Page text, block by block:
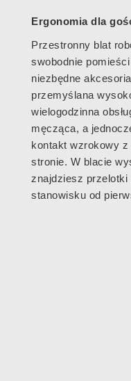
Ergonomia dla
Przestronny blat
swobodnie
niezbędne
przemyślana
wielogodzinna
męcząca, a
kontakt wzrokowy
stronie. W blacie
znajdziesz przelotki
stanowisku od